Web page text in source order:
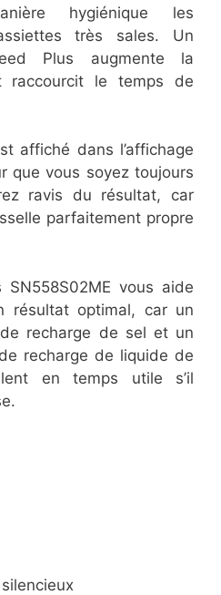
hygiénique les
très sales. Un
​​Plus augmente la
raccourcit le temps de
affiché dans l’affichage
que vous soyez toujours
ravis du résultat, car
parfaitement propre
SN558S02ME vous aide
résultat optimal, car un
recharge de sel et un
recharge de liquide de
en temps utile s’il